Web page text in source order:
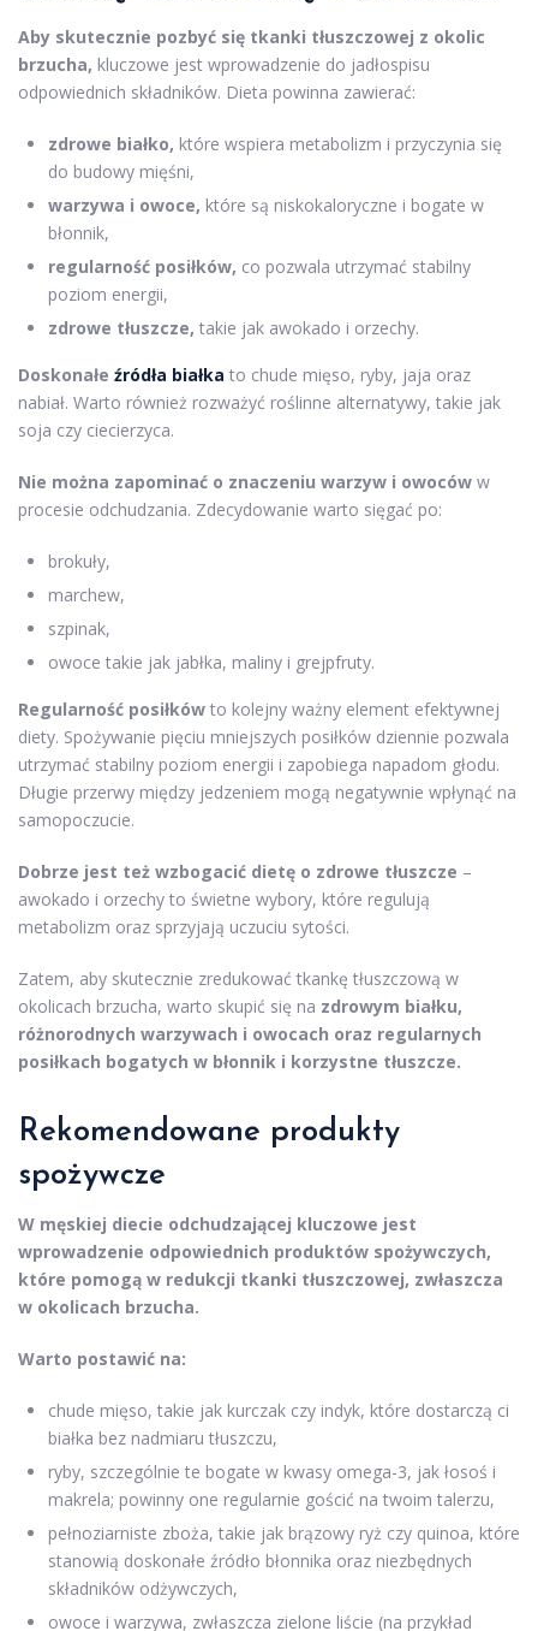
Aby skutecznie pozbyć się tkanki tłuszczowej z okolic
brzucha, kluczowe jest wprowadzenie do jadłospisu
odpowiednich składników. Dieta powinna zawierać:
zdrowe białko, które wspiera metabolizm i przyczynia się
do budowy mięśni,
warzywa i owoce, które są niskokaloryczne i bogate w
błonnik,
regularność posiłków, co pozwala utrzymać stabilny
poziom energii,
zdrowe tłuszcze, takie jak awokado i orzechy.
Doskonałe źródła białka to chude mięso, ryby, jaja oraz
nabiał. Warto również rozważyć roślinne alternatywy, takie jak
soja czy ciecierzyca.
Nie można zapominać o znaczeniu warzyw i owoców w
procesie odchudzania. Zdecydowanie warto sięgać po:
brokuły,
marchew,
szpinak,
owoce takie jak jabłka, maliny i grejpfruty.
Regularność posiłków to kolejny ważny element efektywnej
diety. Spożywanie pięciu mniejszych posiłków dziennie pozwala
utrzymać stabilny poziom energii i zapobiega napadom głodu.
Długie przerwy między jedzeniem mogą negatywnie wpłynąć na
samopoczucie.
Dobrze jest też wzbogacić dietę o zdrowe tłuszcze –
awokado i orzechy to świetne wybory, które regulują
metabolizm oraz sprzyjają uczuciu sytości.
Zatem, aby skutecznie zredukować tkankę tłuszczową w
okolicach brzucha, warto skupić się na zdrowym białku,
różnorodnych warzywach i owocach oraz regularnych
posiłkach bogatych w błonnik i korzystne tłuszcze.
Rekomendowane produkty
spożywcze
W męskiej diecie odchudzającej kluczowe jest
wprowadzenie odpowiednich produktów spożywczych,
które pomogą w redukcji tkanki tłuszczowej, zwłaszcza
w okolicach brzucha.
Warto postawić na:
chude mięso, takie jak kurczak czy indyk, które dostarczą ci
białka bez nadmiaru tłuszczu,
ryby, szczególnie te bogate w kwasy omega-3, jak łosoś i
makrela; powinny one regularnie gościć na twoim talerzu,
pełnoziarniste zboża, takie jak brązowy ryż czy quinoa, które
stanowią doskonałe źródło błonnika oraz niezbędnych
składników odżywczych,
owoce i warzywa, zwłaszcza zielone liście (na przykład